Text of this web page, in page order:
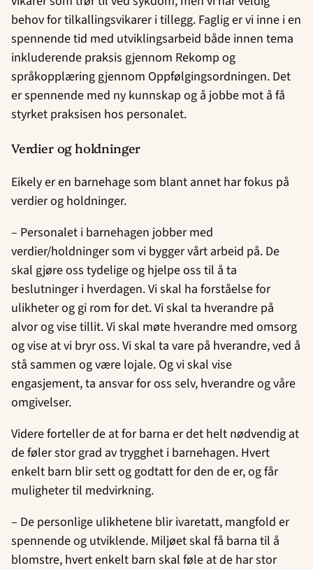
behov for tilkallingsvikarer i tillegg. Faglig er vi inne i en
spennende tid med utviklingsarbeid både innen tema
inkluderende praksis gjennom Rekomp og
språkopplæring gjennom Oppfølgingsordningen. Det
er spennende med ny kunnskap og å jobbe mot å få
styrket praksisen hos personalet.
Verdier og holdninger
Eikely er en barnehage som blant annet har fokus på
verdier og holdninger.
– Personalet i barnehagen jobber med
verdier/holdninger som vi bygger vårt arbeid på. De
skal gjøre oss tydelige og hjelpe oss til å ta
beslutninger i hverdagen. Vi skal ha forståelse for
ulikheter og gi rom for det. Vi skal ta hverandre på
alvor og vise tillit. Vi skal møte hverandre med omsorg
og vise at vi bryr oss. Vi skal ta vare på hverandre, ved å
stå sammen og være lojale. Og vi skal vise
engasjement, ta ansvar for oss selv, hverandre og våre
omgivelser.
Videre forteller de at for barna er det helt nødvendig at
de føler stor grad av trygghet i barnehagen. Hvert
enkelt barn blir sett og godtatt for den de er, og får
muligheter til medvirkning.
– De personlige ulikhetene blir ivaretatt, mangfold er
spennende og utviklende. Miljøet skal få barna til å
blomstre, hvert enkelt barn skal føle at de har stor